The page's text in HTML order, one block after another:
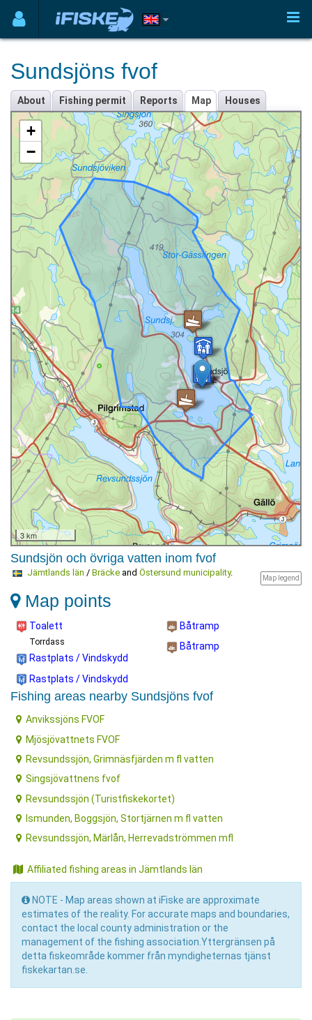
Sundsjöns fvof
About Fishing permit Reports Map Houses
+
−
3 km
Sundsjön och övriga vatten inom fvof
Map legend
Jämtlands län / Bräckeand Östersund municipality.
Map points
Toalett
Torrdass
Rastplats / Vindskydd
Rastplats / Vindskydd
Båtramp
Båtramp
Fishing areas nearby Sundsjöns fvof
Anvikssjöns FVOF
Mjösjövattnets FVOF
Revsundssjön, Grimnäsfjärden m fl vatten
Singsjövattnens fvof
Revsundssjön (Turistfiskekortet)
Ismunden, Boggsjön, Stortjärnen m fl vatten
Revsundssjön, Märlån, Herrevadströmmen mfl
Affiliated fishing areas in Jämtlands län
NOTE - Map areas shown at iFiske are approximate
estimates of the reality. For accurate maps and boundaries,
contact the local county administration or the
management of the fishing association.Yttergränsen på
detta fiskeområde kommer från myndigheternas tjänst
fiskekartan.se.